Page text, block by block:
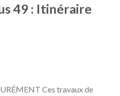
49 : Itinéraire
Ces travaux de